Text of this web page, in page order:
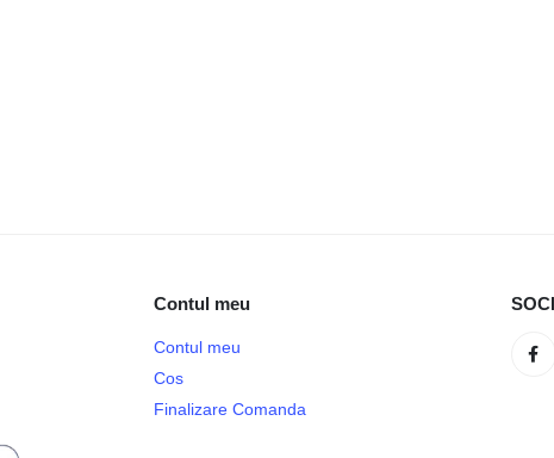
Contul meu
Contul meu
Cos
Finalizare Comanda